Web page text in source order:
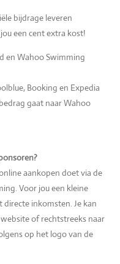
bijdrage leveren
een cent extra kost!
en Wahoo Swimming
Booking en Expedia
gaat naar Wahoo
aankopen doet via de
Voor jou een kleine
inkomsten. Je kan
of rechtstreeks naar
op het logo van de